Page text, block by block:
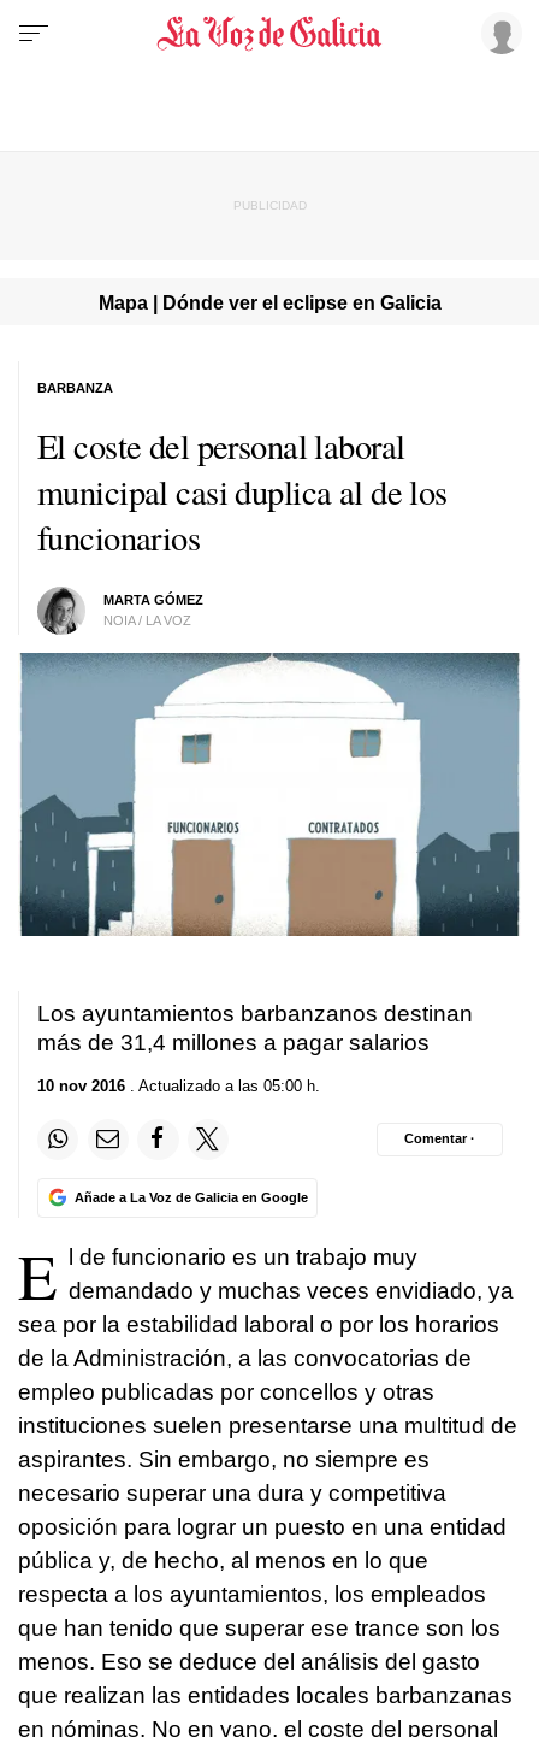
Mapa | Dónde ver el eclipse en Galicia
El coste del personal laboral
municipal casi duplica al de los
funcionarios
MARTA GÓMEZ
NOIA / LA VOZ
BARBANZA
Los ayuntamientos barbanzanos destinan
más de 31,4 millones a pagar salarios
10 nov 2016 . Actualizado a las 05:00 h.
Añade a La Voz de Galicia en Google
Comentar ·
E l de funcionario es un trabajo muy
demandado y muchas veces envidiado, ya
sea por la estabilidad laboral o por los horarios
de la Administración, a las convocatorias de
empleo publicadas por concellos y otras
instituciones suelen presentarse una multitud de
aspirantes. Sin embargo, no siempre es
necesario superar una dura y competitiva
oposición para lograr un puesto en una entidad
pública y, de hecho, al menos en lo que
respecta a los ayuntamientos, los empleados
que han tenido que superar ese trance son los
menos. Eso se deduce del análisis del gasto
que realizan las entidades locales barbanzanas
en nóminas. No en vano, el coste del personal